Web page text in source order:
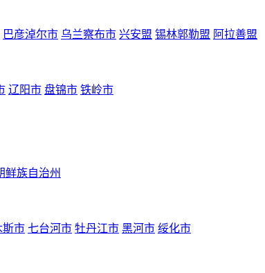
巴彦淖尔市 乌兰察布市 兴安盟 锡林郭勒盟 阿拉善盟
辽阳市 盘锦市 铁岭市
鲜族自治州
斯市 七台河市 牡丹江市 黑河市 绥化市